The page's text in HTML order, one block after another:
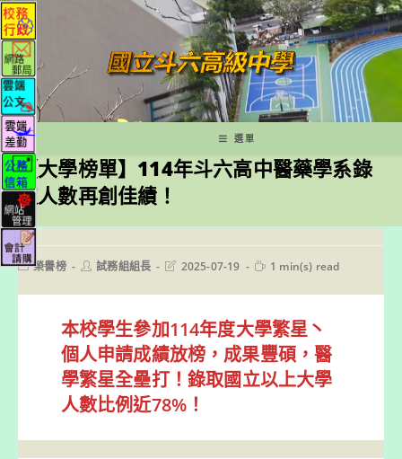
跳
轉
至
主
要
內
容
選單
【大學榜單】114年斗六高中醫藥學系錄
取人數再創佳績！
Post榮譽榜
Post試務組組長
Post
modified:
2025-07-19
Reading
1 min(s) read
本校學生參加114年度大學繁星丶
個人申請成績放榜，成果豐碩，醫
學繁星全壘打！錄取國立以上大學
人數比例近78%！